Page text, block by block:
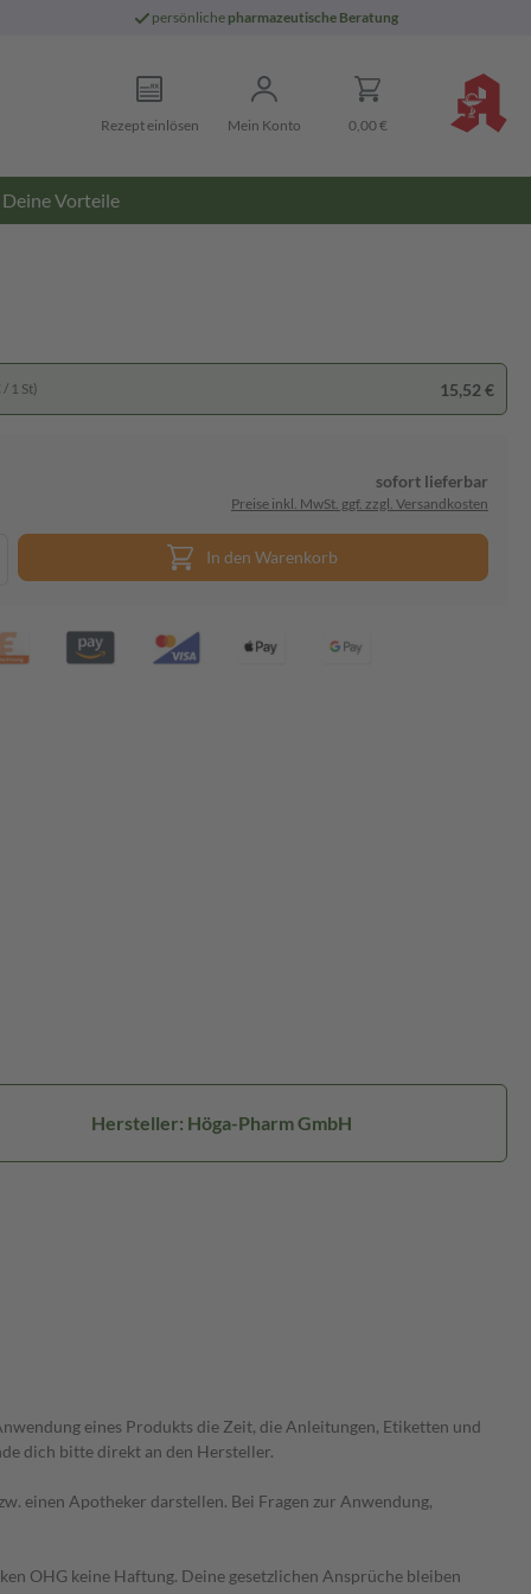
persönliche pharmazeutische Beratung
Rezept einlösen Mein Konto 0,00 €
Deine Vorteile
1 St) 15,52 €
sofort lieferbar
Preise inkl. MwSt. ggf. zzgl. Versandkosten
In den Warenkorb
Hersteller: Höga-Pharm GmbH
eines Produkts die Zeit, die Anleitungen, Etiketten und
dich bitte direkt an den Hersteller.
einen Apotheker darstellen. Bei Fragen zur Anwendung,
OHG keine Haftung. Deine gesetzlichen Ansprüche bleiben